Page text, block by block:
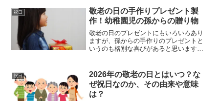
ですが、その由来は平安時代など古くか
ら存在していまし...
祝日
敬老の日の手作りプレゼント製
作！幼稚園児の孫からの贈り物
敬老の日のプレゼントにもいろいろあり
ますが、孫からの手作りのプレゼントと
いうのも格別な喜びがあると思います。
かもしれません。でも、小さな孫だから
こそ出来る手作りプレゼン...
祝日
2026年の敬老の日とはいつ？な
ぜ祝日なのか、その由来や意味
は？